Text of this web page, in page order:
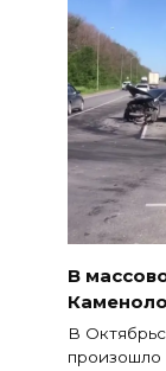
В
В
произошло